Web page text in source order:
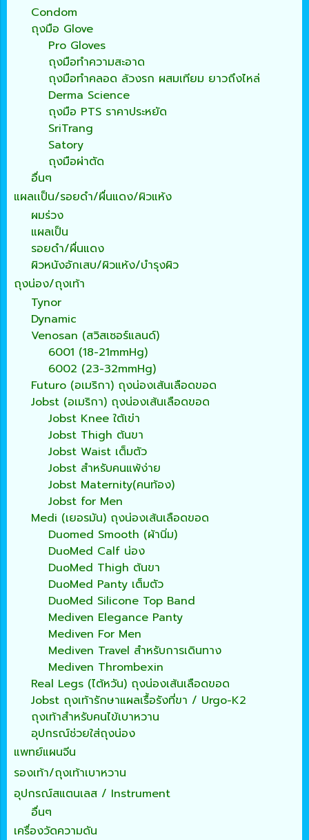
Condom
ถุงมือ Glove
Pro Gloves
ถุงมือทำความสะอาด
ถุงมือทำคลอด ล้วงรก ผสมเทียม ยาวถึงไหล่
Derma Science
ถุงมือ PTS ราคาประหยัด
SriTrang
Satory
ถุงมือผ่าตัด
อื่นๆ
แผลเเป็น/รอยดำ/ผื่นแดง/ผิวแห้ง
ผมร่วง
แผลเป็น
รอยดำ/ผื่นแดง
ผิวหนังอักเสบ/ผิวแห้ง/บำรุงผิว
ถุงน่อง/ถุงเท้า
Tynor
Dynamic
Venosan (สวิสเซอร์แลนด์)
6001 (18-21mmHg)
6002 (23-32mmHg)
Futuro (อเมริกา) ถุงน่องเส้นเลือดขอด
Jobst (อเมริกา) ถุงน่องเส้นเลือดขอด
Jobst Knee ใต้เข่า
Jobst Thigh ต้นขา
Jobst Waist เต็มตัว
Jobst สำหรับคนแพ้ง่าย
Jobst Maternity(คนท้อง)
Jobst for Men
Medi (เยอรมัน) ถุงน่องเส้นเลือดขอด
Duomed Smooth (ผ้านิ่ม)
DuoMed Calf น่อง
DuoMed Thigh ต้นขา
DuoMed Panty เต็มตัว
DuoMed Silicone Top Band
Mediven Elegance Panty
Mediven For Men
Mediven Travel สำหรับการเดินทาง
Mediven Thrombexin
Real Legs (ไต้หวัน) ถุงน่องเส้นเลือดขอด
Jobst ถุงเท้ารักษาแผลเรื้อรังที่ขา / Urgo-K2
ถุงเท้าสำหรับคนไข้เบาหวาน
อุปกรณ์ช่วยใส่ถุงน่อง
แพทย์แผนจีน
รองเท้า/ถุงเท้าเบาหวาน
อุปกรณ์สแตนเลส / Instrument
อื่นๆ
เครื่องวัดความดัน